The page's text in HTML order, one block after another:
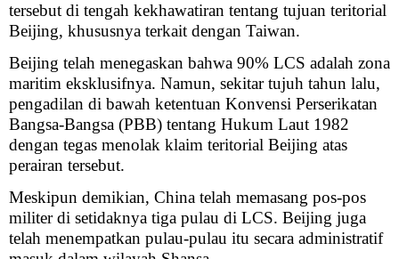
tersebut di tengah kekhawatiran tentang tujuan teritorial
Beijing, khususnya terkait dengan Taiwan.
Beijing telah menegaskan bahwa 90% LCS adalah zona
maritim eksklusifnya. Namun, sekitar tujuh tahun lalu,
pengadilan di bawah ketentuan Konvensi Perserikatan
Bangsa-Bangsa (PBB) tentang Hukum Laut 1982
dengan tegas menolak klaim teritorial Beijing atas
perairan tersebut.
Meskipun demikian, China telah memasang pos-pos
militer di setidaknya tiga pulau di LCS. Beijing juga
telah menempatkan pulau-pulau itu secara administratif